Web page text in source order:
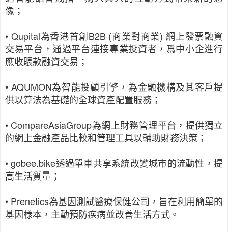
像；
• Qupital為香港首創B2B (商業對商業) 網上發票融資
交易平台，通過平台連接專業投資者，爲中小企進行
應收賬款融資交易；
• AQUMON為智能投顧引擎，為金融機構及其客戶提
供以算法為基礎的全球資產配置服務；
• CompareAsiaGroup為網上財務管理平台，提供獨立
的網上金融產品比較和管理工具以輔助財務決策；
• gobee.bike透過單車共享系統改變城市的流動性，提
高生活質量；
• Prenetics為基因測試醫療保健公司，旨在利用簡單的
基因樣本，主動預防疾病並改善生活方式。